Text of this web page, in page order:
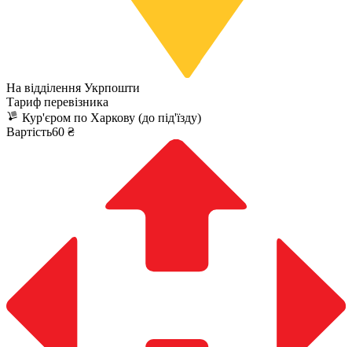
На відділення Укрпошти
Тариф перевізника
Кур'єром по Харкову (до під'їзду)
Вартість60 ₴